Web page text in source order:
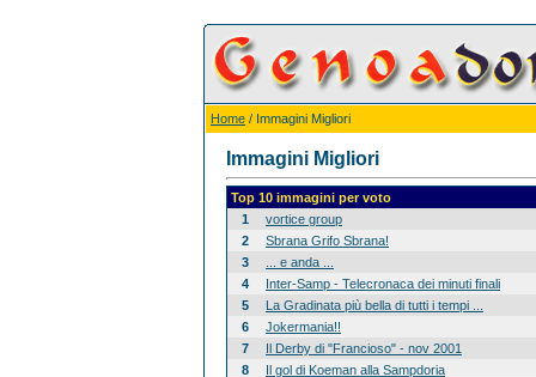
Home / Immagini Migliori
Immagini Migliori
Top 10 immagini per voto
1
vortice group
2
Sbrana Grifo Sbrana!
3
... e anda ...
4
Inter-Samp - Telecronaca dei minuti finali
5
La Gradinata più bella di tutti i tempi ...
6
Jokermania!!
7
Il Derby di "Francioso" - nov 2001
8
Il gol di Koeman alla Sampdoria